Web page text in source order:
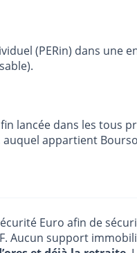
(PERin) dans
lancée dans les tous
auquel appartient
Euro afin de
support